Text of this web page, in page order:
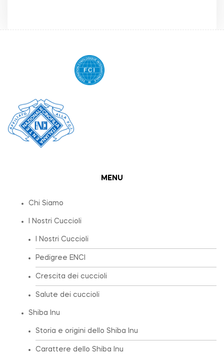
MENU
Chi Siamo
I Nostri Cuccioli
I Nostri Cuccioli
Pedigree ENCI
Crescita dei cuccioli
Salute dei cuccioli
Shiba Inu
Storia e origini dello Shiba Inu
Carattere dello Shiba Inu